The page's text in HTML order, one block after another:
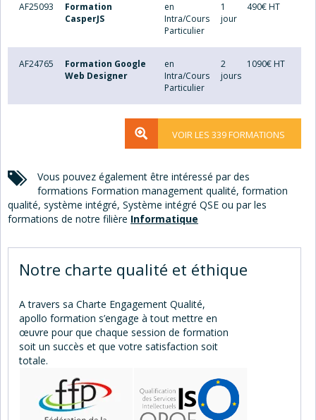
AF25093
Formation
CasperJS
en
Intra/Cours
Particulier
1
jour
490€ HT
AF24765
Formation Google
Web Designer
en
Intra/Cours
Particulier
2
jours
1090€ HT
VOIR LES 339 FORMATIONS
Vous pouvez également être intéressé par des
formations Formation management qualité, formation
qualité, système intégré, Système intégré QSE ou par les
formations de notre filière Informatique
Notre charte qualité et éthique
A travers sa Charte Engagement Qualité,
apollo formation s’engage à tout mettre en
œuvre pour que chaque session de formation
soit un succès et que votre satisfaction soit
totale.